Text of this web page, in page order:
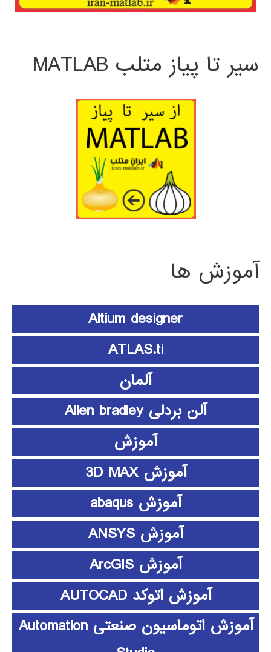
سیر تا پیاز متلب MATLAB
آموزش ها
Altium designer
ATLAS.ti
آلمان
آلن بردلی Allen bradley
آموزش
آموزش 3D MAX
آموزش abaqus
آموزش ANSYS
آموزش ArcGIS
آموزش اتوکد AUTOCAD
آموزش اتوماسیون صنعتی Automation